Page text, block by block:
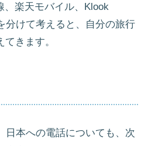
、楽天モバイル、Klook
分けて考えると、自分の旅行
きます。
日本への電話についても、次